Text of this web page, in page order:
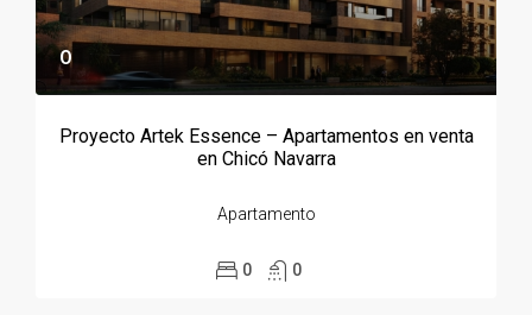
0
Proyecto Artek Essence – Apartamentos en venta
en Chicó Navarra
Apartamento
0 0